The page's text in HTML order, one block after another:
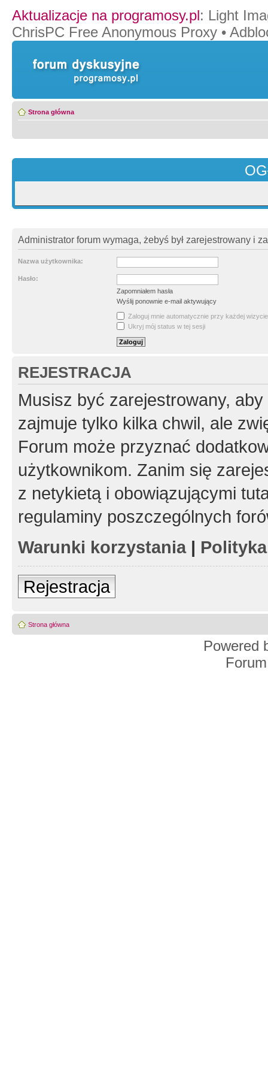
Aktualizacje na programosy.pl: Light
ChrisPC Free Anonymous Proxy •
Strona główna
Administrator forum wymaga, żebyś był zarejestrowany i
Nazwa użytkownika:
Hasło:
Zapomniałem hasła
Wyślij ponownie e-mail aktywujący
Zaloguj mnie automatycznie przy każdej wizycie
Ukryj mój status w tej sesji
REJESTRACJA
Musisz być zarejestrowany,
zajmuje tylko kilka chwil, ale
Forum może przyznać
użytkownikom. Zanim się
z netykietą i obowiązującymi
regulaminy poszczególnych
Warunki korzystania|
Rejestracja
Strona główna
Powered